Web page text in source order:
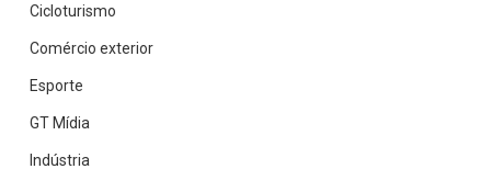
Cicloturismo
Comércio exterior
Esporte
GT Mídia
Indústria